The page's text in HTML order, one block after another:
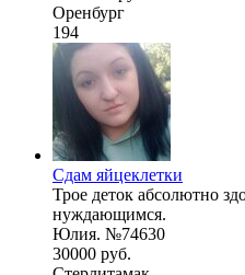
Оренбург
194
Сдам яйцеклетки
Трое деток абсолютно
нуждающимся.
Юлия. №74630
30000 руб.